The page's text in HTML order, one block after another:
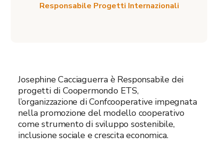
Responsabile Progetti Internazionali
Josephine Cacciaguerra è Responsabile dei
progetti di Coopermondo ETS,
l’organizzazione di Confcooperative impegnata
nella promozione del modello cooperativo
come strumento di sviluppo sostenibile,
inclusione sociale e crescita economica.